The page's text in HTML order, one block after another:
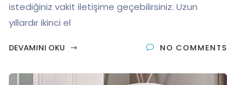
istediğiniz vakit iletişime geçebilirsiniz. Uzun
yıllardır ikinci el
DEVAMINI OKU NO COMMENTS